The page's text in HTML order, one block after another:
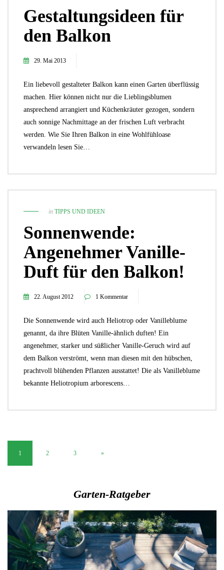
Gestaltungsideen für
den Balkon
29. Mai 2013
Ein liebevoll gestalteter Balkon kann einen Garten überflüssig
machen. Hier können nicht nur die Lieblingsblumen
ansprechend arrangiert und Küchenkräuter gezogen, sondern
auch sonnige Nachmittage an der frischen Luft verbracht
werden. Wie Sie Ihren Balkon in eine Wohlfühloase
verwandeln lesen Sie…
in TIPPS UND IDEEN
Sonnenwende:
Angenehmer Vanille-
Duft für den Balkon!
22. August 2012 1 Kommentar
Die Sonnenwende wird auch Heliotrop oder Vanilleblume
genannt, da ihre Blüten Vanille-ähnlich duften! Ein
angenehmer, starker und süßlicher Vanille-Geruch wird auf
dem Balkon verströmt, wenn man diesen mit den hübschen,
prachtvoll blühenden Pflanzen ausstattet! Die als Vanilleblume
bekannte Heliotropium arborescens…
1 2 3 »
Garten-Ratgeber